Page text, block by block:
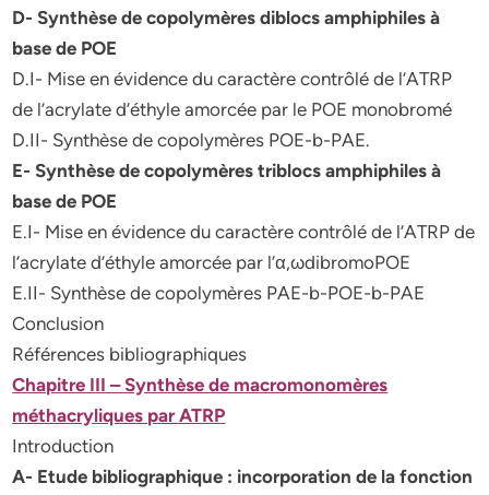
D- Synthèse de copolymères diblocs amphiphiles à
base de POE
D.I- Mise en évidence du caractère contrôlé de l’ATRP
de l’acrylate d’éthyle amorcée par le POE monobromé
D.II- Synthèse de copolymères POE-b-PAE.
E- Synthèse de copolymères triblocs amphiphiles à
base de POE
E.I- Mise en évidence du caractère contrôlé de l’ATRP de
l’acrylate d’éthyle amorcée par l’α,ωdibromoPOE
E.II- Synthèse de copolymères PAE-b-POE-b-PAE
Conclusion
Références bibliographiques
Chapitre III – Synthèse de macromonomères
méthacryliques par ATRP
Introduction
A- Etude bibliographique : incorporation de la fonction